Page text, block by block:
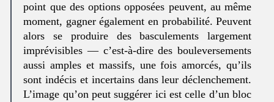
point que des options opposées peuvent, au même
moment, gagner également en probabilité. Peuvent
alors se produire des basculements largement
imprévisibles — c’est-à-dire des bouleversements
aussi amples et massifs, une fois amorcés, qu’ils
sont indécis et incertains dans leur déclenchement.
L’image qu’on peut suggérer ici est celle d’un bloc